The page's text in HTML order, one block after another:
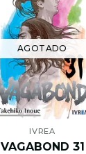
AGOTADO
IVREA
VAGABOND 31